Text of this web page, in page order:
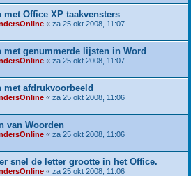
met Office XP taakvensters
« za 25 okt 2008, 11:07
met genummerde lijsten in Word
« za 25 okt 2008, 11:07
met afdrukvoorbeeld
« za 25 okt 2008, 11:06
van Woorden
« za 25 okt 2008, 11:06
snel de letter grootte in het Office.
« za 25 okt 2008, 11:06